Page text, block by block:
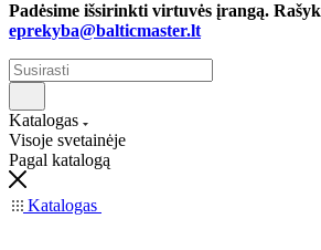
Padėsime išsirinkti virtuvės įrangą.
eprekyba@balticmaster.lt
Katalogas
Visoje svetainėje
Pagal katalogą
Katalogas